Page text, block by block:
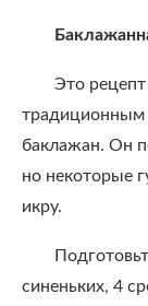
Это
традиционным
баклажан. Он
но некоторые
икру.
синеньких, 4